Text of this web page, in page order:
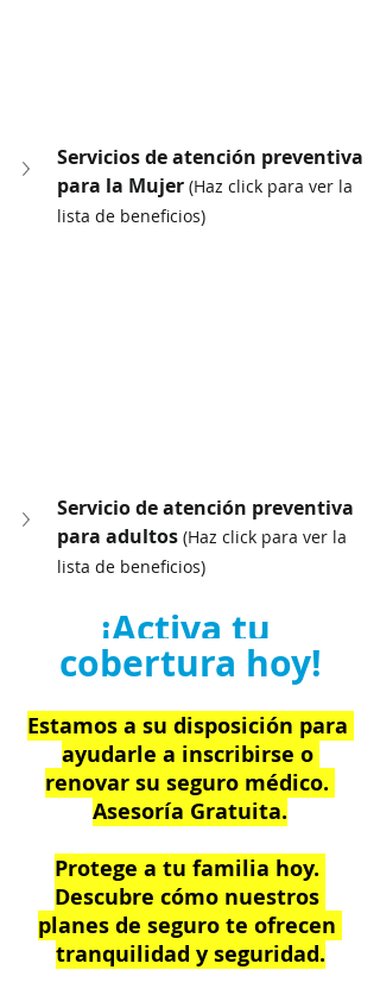
Servicios de atención preventiva
para la Mujer (Haz click para ver la
lista de beneficios)
Servicio de atención preventiva
para adultos (Haz click para ver la
lista de beneficios)
¡Activa tu
cobertura hoy!
Estamos a su disposición para
ayudarle a inscribirse o
renovar su seguro médico.
Asesoría Gratuita.
Protege a tu familia hoy.
Descubre cómo nuestros
planes de seguro te ofrecen
tranquilidad y seguridad.